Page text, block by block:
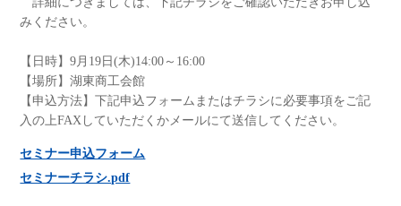
みください。
【日時】9月19日(木)14:00～16:00
【場所】湖東商工会館
【申込方法】下記申込フォームまたはチラシに必要事項をご記
入の上FAXしていただくかメールにて送信してください。
セミナー申込フォーム
セミナーチラシ.pdf